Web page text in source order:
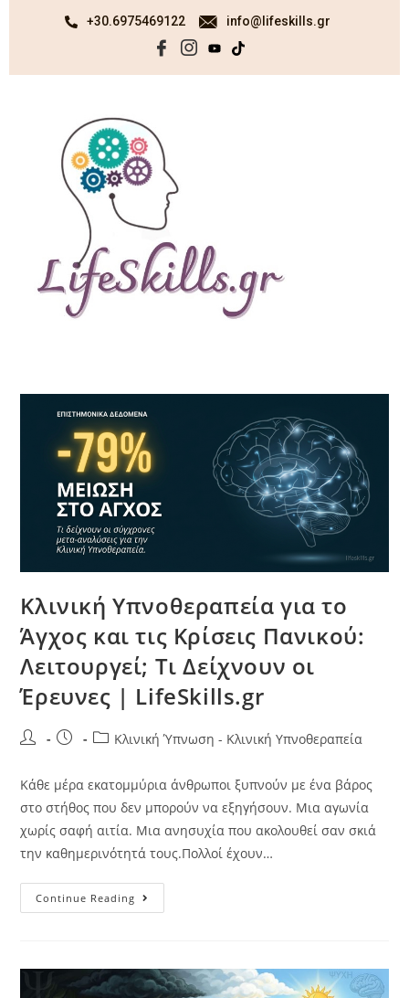
+30.6975469122 info@lifeskills.gr
Κλινική Υπνοθεραπεία για το
Άγχος και τις Κρίσεις Πανικού:
Λειτουργεί; Τι Δείχνουν οι
Έρευνες | LifeSkills.gr
Κλινική Ύπνωση - Κλινική Υπνοθεραπεία
Κάθε μέρα εκατομμύρια άνθρωποι ξυπνούν με ένα βάρος
στο στήθος που δεν μπορούν να εξηγήσουν. Μια αγωνία
χωρίς σαφή αιτία. Μια ανησυχία που ακολουθεί σαν σκιά
την καθημερινότητά τους.Πολλοί έχουν…
Continue Reading